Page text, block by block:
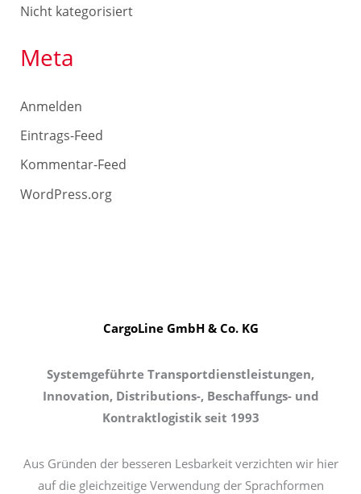
Nicht kategorisiert
Meta
Anmelden
Eintrags-Feed
Kommentar-Feed
WordPress.org
CargoLine GmbH & Co. KG
Systemgeführte Transportdienstleistungen,
Innovation, Distributions-, Beschaffungs- und
Kontraktlogistik seit 1993
Aus Gründen der besseren Lesbarkeit verzichten wir hier
auf die gleichzeitige Verwendung der Sprachformen